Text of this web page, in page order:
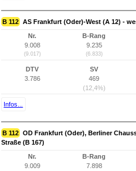
B 112 AS Frankfurt (Oder)-West (A 12) -
Nr.
9.008
(9.017)
B-Rang
9.235
(6.833)
DTV
3.786
SV
469
(12,4%)
Infos...
B 112 OD Frankfurt (Oder), Berliner
Straße (B 167)
Nr.
9.009
B-Rang
7.898